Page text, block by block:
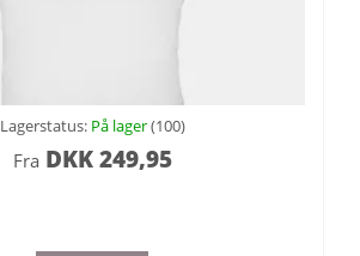
Lagerstatus: På lager(100)
Fra DKK249,95